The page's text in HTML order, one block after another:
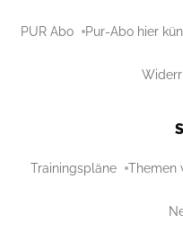
PUR Abo Pur-Abo hier
Trainingspläne Themen